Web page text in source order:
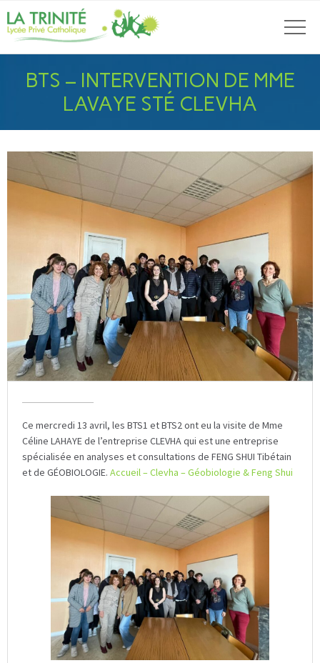
BTS – INTERVENTION DE MME
LAVAYE STÉ CLEVHA
Ce mercredi 13 avril, les BTS1 et BTS2 ont eu la visite de Mme
Céline LAHAYE de l’entreprise CLEVHA qui est une entreprise
spécialisée en analyses et consultations de FENG SHUI Tibétain
et de GÉOBIOLOGIE. Accueil – Clevha – Géobiologie & Feng Shui